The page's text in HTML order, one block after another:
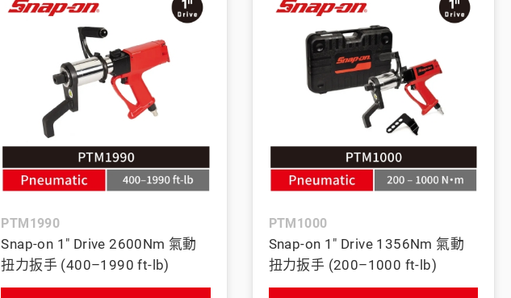
PTM1990
Snap-on 1" Drive 2600Nm 氣動
扭力扳手 (400–1990 ft-lb)
PTM1000
Snap-on 1" Drive 1356Nm 氣動
扭力扳手 (200–1000 ft-lb)